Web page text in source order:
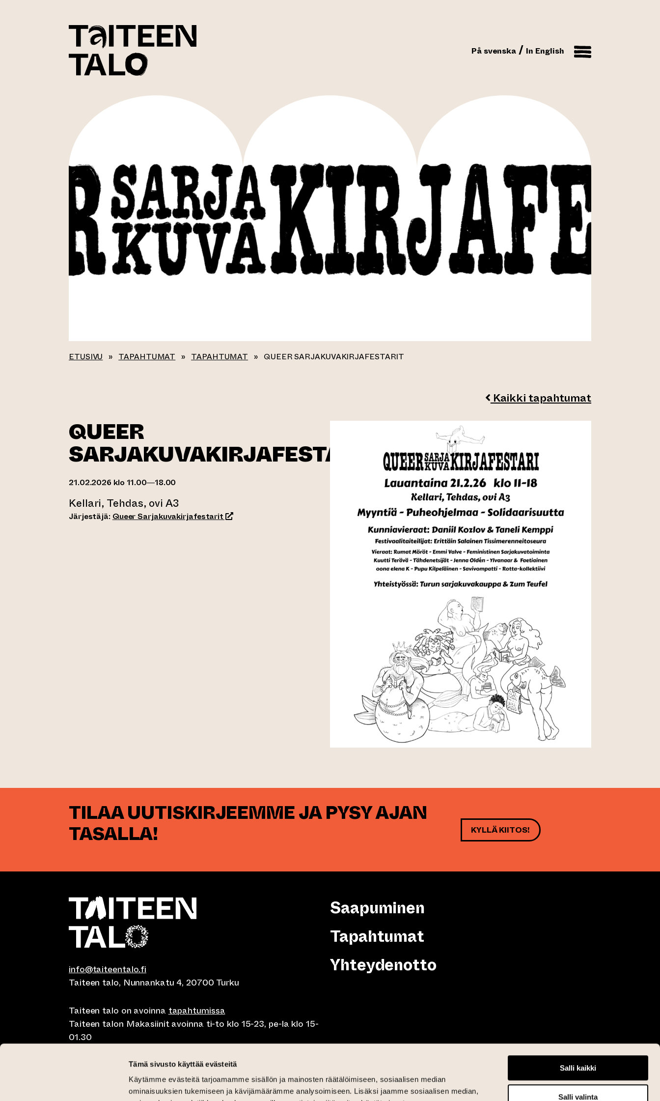
Tämä sivusto käyttää evästeitä
Käytämme evästeitä tarjoamamme sisällön ja mainosten räätälöimiseen, sosiaalisen median
ominaisuuksien tukemiseen ja kävijämäärämme analysoimiseen. Lisäksi jaamme sosiaalisen median,
Salli kaikki
Salli valinta
På svenska In English
ETUSIVU » TAPAHTUMAT » TAPAHTUMAT » QUEER SARJAKUVAKIRJAFESTARIT
Kaikki tapahtumat
QUEER
SARJAKUVAKIRJAFESTARIT
21.02.2026 klo 11.00—18.00
Kellari, Tehdas, ovi A3
Järjestäjä: Queer Sarjakuvakirjafestarit (siirtyy toiseen verkkopalveluun)
TILAA UUTISKIRJEEMME JA PYSY AJAN
TASALLA!
KYLLÄ KIITOS!
info@taiteentalo.fi
Taiteen talo, Nunnankatu 4, 20700 Turku
Taiteen talo on avoinna tapahtumissa
Taiteen talon Makasiinit avoinna ti-to klo 15-23, pe-la klo 15-
01.30
Café Elephanten su-ma klo 10-20, ti-to klo 10-23, pe-la klo 10-
Pegasus Taiteen talo ma-pe lounas klo 10.30-15, la lounas klo
Saapuminen
Tapahtumat
Yhteydenotto